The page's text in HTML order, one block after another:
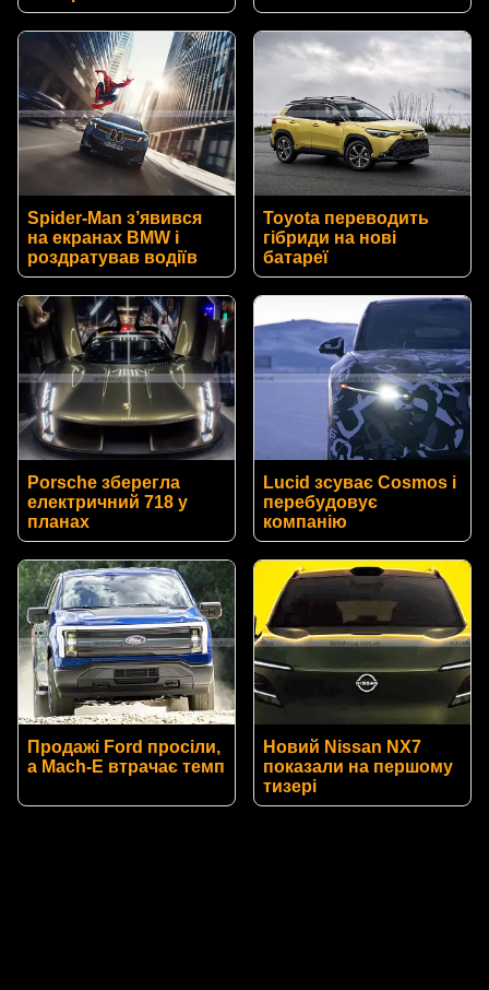
Spider-Man з’явився
на екранах BMW і
роздратував водіїв
Toyota переводить
гібриди на нові
батареї
Porsche зберегла
електричний 718 у
планах
Lucid зсуває Cosmos і
перебудовує
компанію
Продажі Ford просіли,
а Mach-E втрачає темп
Новий Nissan NX7
показали на першому
тизері